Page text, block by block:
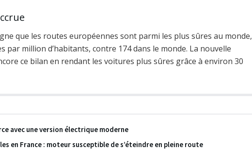
que les routes européennes sont parmi les plus sûres au monde,
par million d’habitants, contre 174 dans le monde. La nouvelle
ce bilan en rendant les voitures plus sûres grâce à environ 30
avec une version électrique moderne
en France : moteur susceptible de s’éteindre en pleine route